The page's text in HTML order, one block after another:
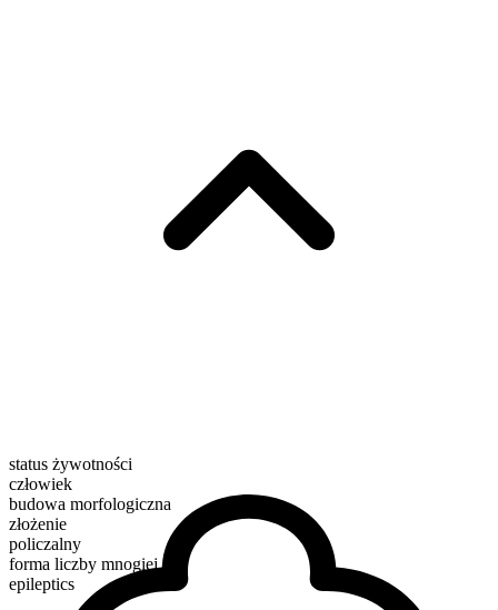
status żywotności
człowiek
budowa morfologiczna
złożenie
policzalny
forma liczby mnogiej
epileptics